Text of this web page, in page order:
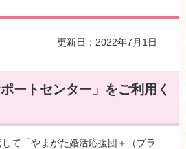
更新日：2022年7月1日
ートセンター」をご利用く
て「やまがた婚活応援団＋（プラ